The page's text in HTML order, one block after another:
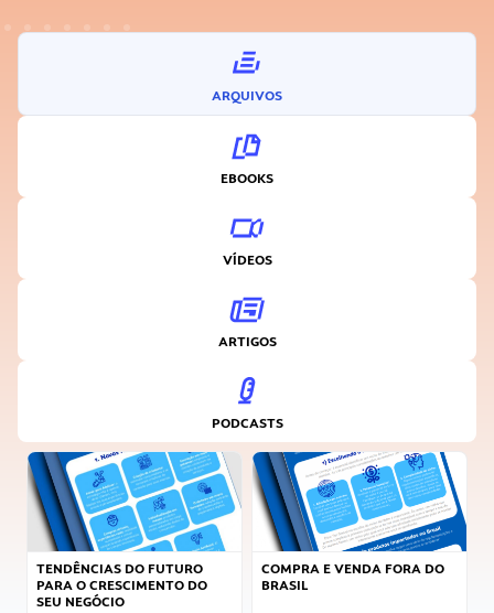
ARQUIVOS
EBOOKS
VÍDEOS
ARTIGOS
PODCASTS
TENDÊNCIAS DO FUTURO
PARA O CRESCIMENTO DO
SEU NEGÓCIO
COMPRA E VENDA FORA DO
BRASIL